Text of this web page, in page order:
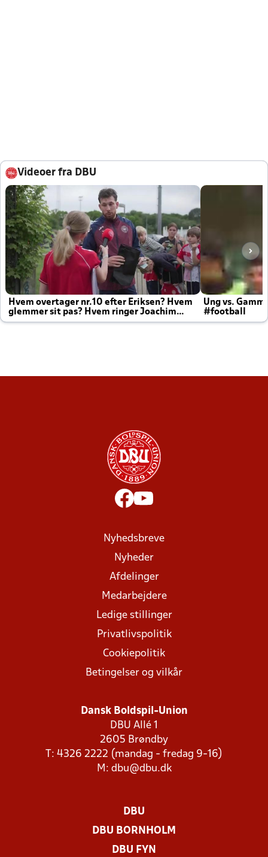
Videoer fra DBU
Hvem overtager nr.10 efter Eriksen? Hvem
glemmer sit pas? Hvem ringer Joachim
altid til efter kampe?
Ung vs.
#football
Nyhedsbreve
Nyheder
Afdelinger
Medarbejdere
Ledige stillinger
Privatlivspolitik
Cookiepolitik
Betingelser og vilkår
Dansk Boldspil-Union
DBU Allé 1
2605 Brøndby
T: 4326 2222 (mandag - fredag 9-16)
M: dbu@dbu.dk
DBU
DBU BORNHOLM
DBU FYN